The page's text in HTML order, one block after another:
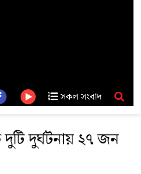
সকল সংবাদ
দুর্ঘটনায় ২৭ জন